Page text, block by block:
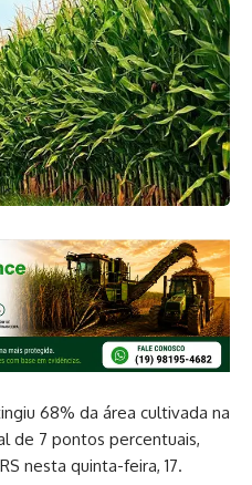
68% da área cultivada na
de 7 pontos percentuais,
nesta quinta-feira, 17.